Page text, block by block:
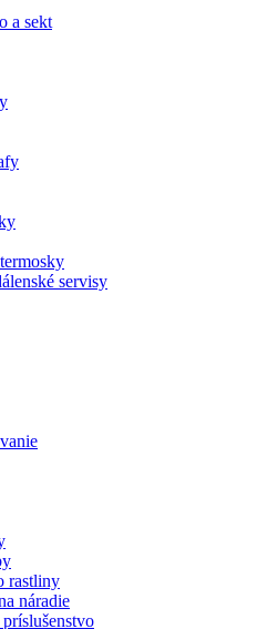
a sekt
servisy
rastliny
náradie